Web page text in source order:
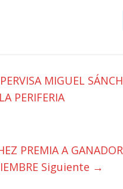
MIGUEL
PERIFERIA
PREMIA A
Siguiente →